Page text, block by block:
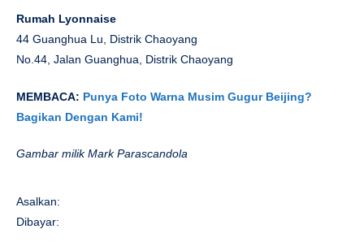
Rumah Lyonnaise
44 Guanghua Lu, Distrik Chaoyang
No.44, Jalan Guanghua, Distrik Chaoyang
MEMBACA: Punya Foto Warna Musim Gugur Beijing?
Bagikan Dengan Kami!
Gambar milik Mark Parascandola
Asalkan:
Dibayar: